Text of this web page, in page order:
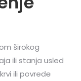
širokog
ili stanja usled
ili povrede